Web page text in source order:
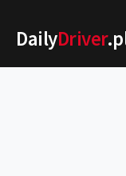
DailyDriver